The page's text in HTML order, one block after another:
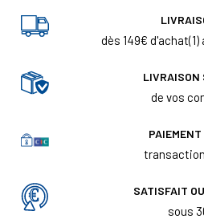
dès 149€ d'achat(1)
LIVRAISON
de vos
SATISFAIT
sous